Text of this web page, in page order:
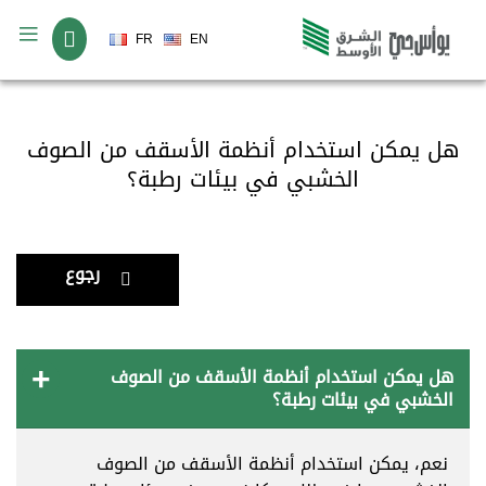
لغة
EN
FR
هل يمكن استخدام أنظمة الأسقف من الصوف
الخشبي في بيئات رطبة؟
رجوع
هل يمكن استخدام أنظمة الأسقف من الصوف
الخشبي في بيئات رطبة؟
نعم، يمكن استخدام أنظمة الأسقف من الصوف